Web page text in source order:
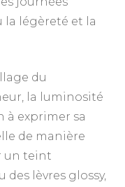
la légèreté et la
du
la luminosité
à exprimer sa
de manière
un teint
des lèvres glossy,